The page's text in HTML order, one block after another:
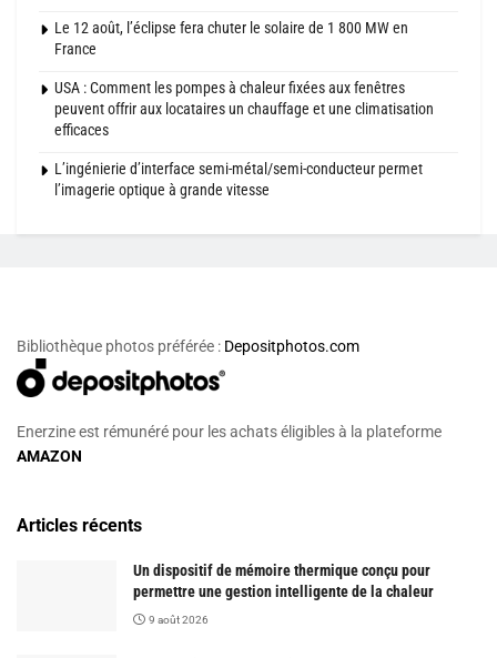
Le 12 août, l’éclipse fera chuter le solaire de 1 800 MW en
France
USA : Comment les pompes à chaleur fixées aux fenêtres
peuvent offrir aux locataires un chauffage et une climatisation
efficaces
L’ingénierie d’interface semi-métal/semi-conducteur permet
l’imagerie optique à grande vitesse
Bibliothèque photos préférée : Depositphotos.com
Enerzine est rémunéré pour les achats éligibles à la plateforme
AMAZON
Articles récents
Un dispositif de mémoire thermique conçu pour
permettre une gestion intelligente de la chaleur
9 août 2026